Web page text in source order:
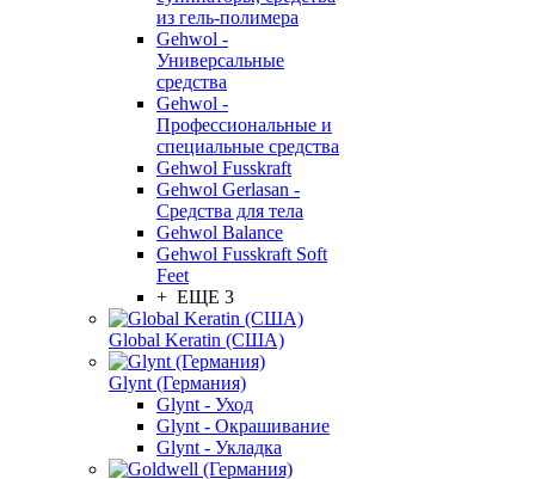
из гель-полимера
Gehwol -
Универсальные
средства
Gehwol -
Профессиональные и
специальные средства
Gehwol Fusskraft
Gehwol Gerlasan -
Средства для тела
Gehwol Balance
Gehwol Fusskraft Soft
Feet
+ ЕЩЕ 3
Global Keratin (США)
Glynt (Германия)
Glynt - Уход
Glynt - Окрашивание
Glynt - Укладка